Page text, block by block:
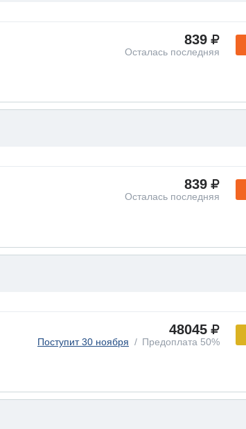
839
Осталась последняя
839
Осталась последняя
48045
Поступит 30 ноября Предоплата 50%